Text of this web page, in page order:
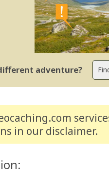
adventure?
in our disclaimer.